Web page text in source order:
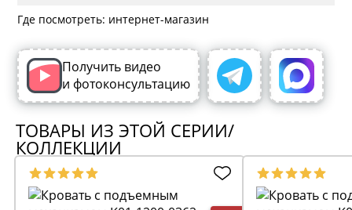
Где посмотреть: интернет-магазин
Получить видео
и фотоконсультацию
ТОВАРЫ ИЗ ЭТОЙ СЕРИИ/
КОЛЛЕКЦИИ